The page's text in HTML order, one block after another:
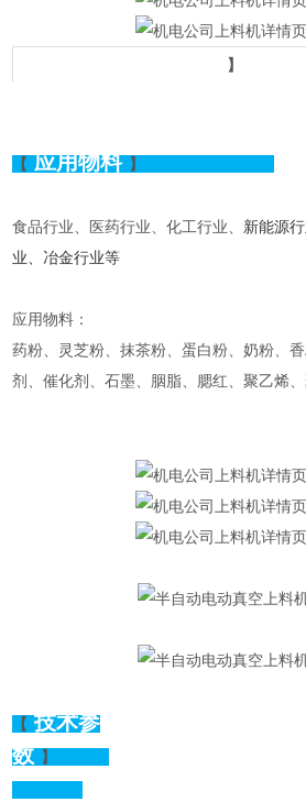
】
【应用物料】
食品行业、医药行业、化工行业、 新能源
业、冶金行业等
应用物料：
药粉、灵芝粉、抹茶粉、蛋白粉、奶粉、
剂、催化剂、石墨、胭脂、腮红、聚乙烯、
【技术参
数】